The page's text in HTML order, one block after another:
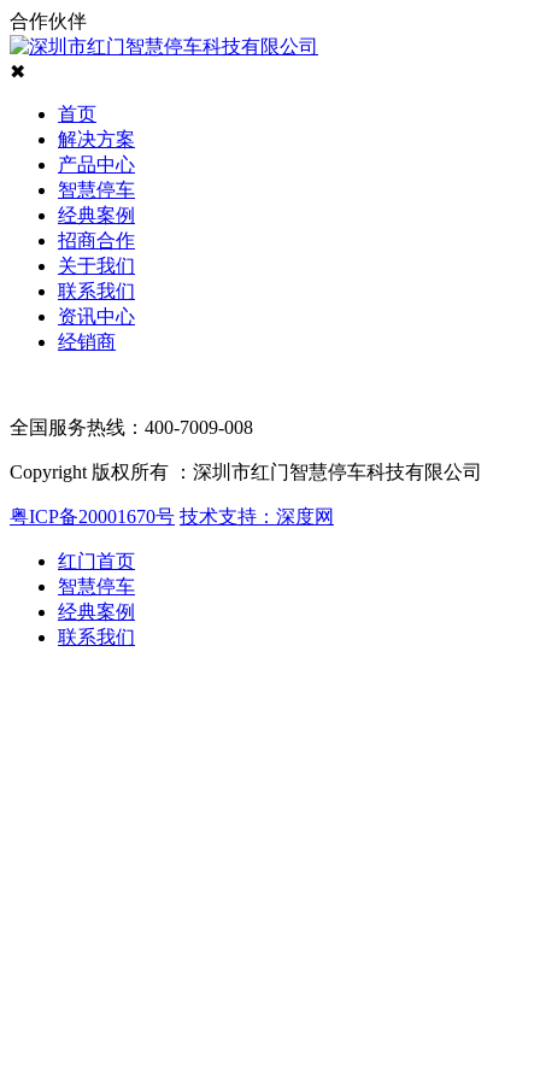
合作伙伴
✖
首页
解决方案
产品中心
智慧停车
经典案例
招商合作
关于我们
联系我们
资讯中心
经销商
全国服务热线：400-7009-008
Copyright 版权所有 ：深圳市红门智慧停车科技有限公司
粤ICP备20001670号 技术支持：深度网
红门首页
智慧停车
经典案例
联系我们